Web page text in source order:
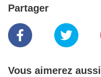
Partager
Vous aimerez aussi